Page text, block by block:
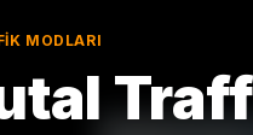
MODLARI